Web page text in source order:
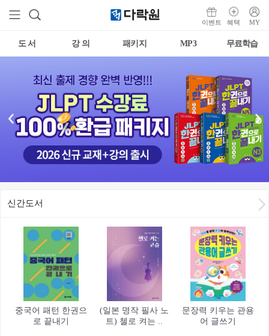
이벤트 혜택 MY
도 서 강 의 패키지 MP3 무료학습
신간도서
중국어 패턴 한권으
로 끝내기
(일본 명작 필사 노
트) 첼로 켜는 ..
문장력 키우는 관용
어 글쓰기